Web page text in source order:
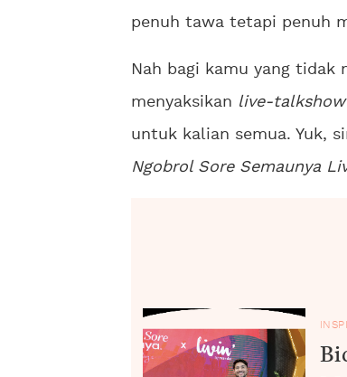
penuh tawa tetapi penuh
Nah bagi kamu yang tidak
menyaksikan live-talkshow
untuk kalian semua. Yuk,
Ngobrol Sore Semaunya